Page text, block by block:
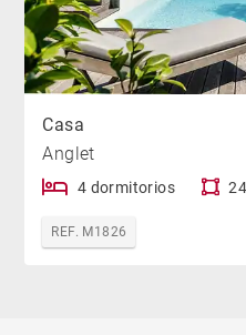
Casa
Anglet
4 dormitorios
REF. M1826